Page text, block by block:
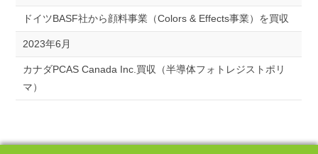
ドイツBASF社から顔料事業（Colors & Effects事業）を買収
2023年6月
カナダPCAS Canada Inc.買収（半導体フォトレジストポリ
マ）